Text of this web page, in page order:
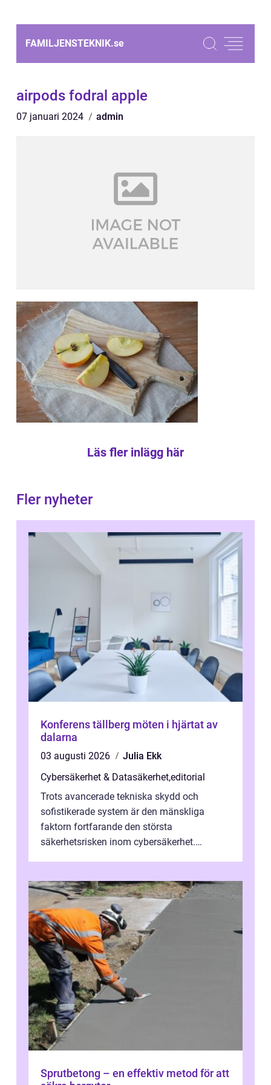
FAMILJENSTEKNIK.se
airpods fodral apple
07 januari 2024 admin
Läs fler inlägg här
Fler nyheter
Konferens tällberg möten i hjärtat av
dalarna
03 augusti 2026
Julia Ekk
Cybersäkerhet & Datasäkerhet,editorial
Trots avancerade tekniska skydd och
sofistikerade system är den mänskliga
faktorn fortfarande den största
säkerhetsrisken inom cybersäkerhet.
Sprutbetong – en effektiv metod för att